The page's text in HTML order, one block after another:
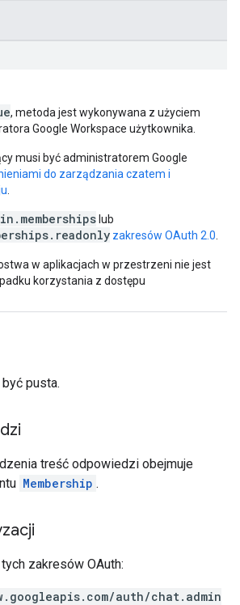
, metoda jest wykonywana z użyciem
Google Workspace użytkownika.
musi być administratorem Google
do zarządzania czatem i
lub
zakresów OAuth 2.0
w aplikacjach w przestrzeni nie jest
korzystania z dostępu
pusta.
treść odpowiedzi obejmuje
Membership .
zakresów OAuth:
auth/chat.admin